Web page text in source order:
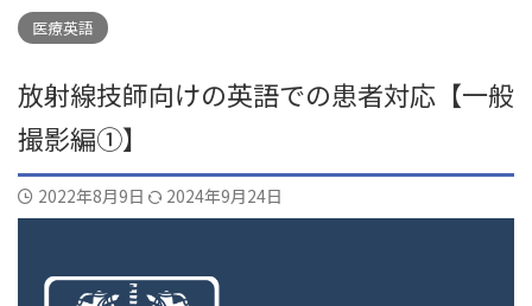
医療英語
放射線技師向けの英語での患者対応【一般
撮影編①】
2022年8月9日 2024年9月24日